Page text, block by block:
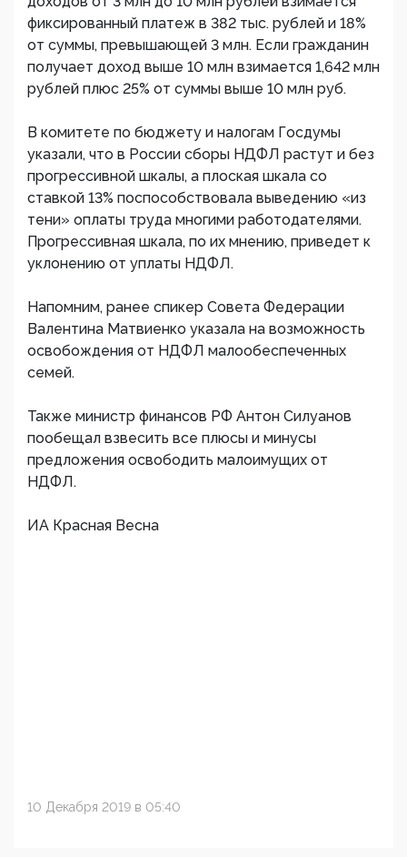
фиксированный платеж в 382 тыс. рублей и 18%
от суммы, превышающей 3 млн. Если гражданин
получает доход выше 10 млн взимается 1,642 млн
рублей плюс 25% от суммы выше 10 млн руб.
В комитете по бюджету и налогам Госдумы
указали, что в России сборы НДФЛ растут и без
прогрессивной шкалы, а плоская шкала со
ставкой 13% поспособствовала выведению «из
тени» оплаты труда многими работодателями.
Прогрессивная шкала, по их мнению, приведет к
уклонению от уплаты НДФЛ.
Напомним, ранее спикер Совета Федерации
Валентина Матвиенко указала на возможность
освобождения от НДФЛ малообеспеченных
семей.
Также министр финансов РФ Антон Силуанов
пообещал взвесить все плюсы и минусы
предложения освободить малоимущих от
НДФЛ.
ИА Красная Весна
10 Декабря 2019 в 05:40